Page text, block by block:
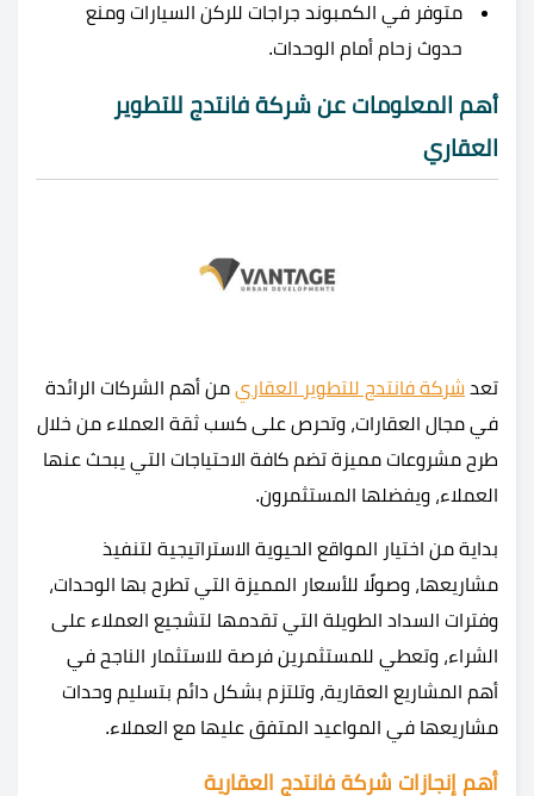
متوفر في الكمبوند جراجات للركن السيارات ومنع
حدوث زحام أمام الوحدات.
أهم المعلومات عن شركة فانتدج للتطوير
العقاري
تعد شركة فانتدج للتطوير العقاري من أهم الشركات الرائدة
في مجال العقارات، وتحرص على كسب ثقة العملاء من خلال
طرح مشروعات مميزة تضم كافة الاحتياجات التي يبحث عنها
العملاء، ويفضلها المستثمرون.
بداية من اختيار المواقع الحيوية الاستراتيجية لتنفيذ
مشاريعها، وصولًا للأسعار المميزة التي تطرح بها الوحدات،
وفترات السداد الطويلة التي تقدمها لتشجيع العملاء على
الشراء، وتعطي للمستثمرين فرصة للاستثمار الناجح في
أهم المشاريع العقارية، وتلتزم بشكل دائم بتسليم وحدات
مشاريعها في المواعيد المتفق عليها مع العملاء.
أهم إنجازات شركة فانتدج العقارية